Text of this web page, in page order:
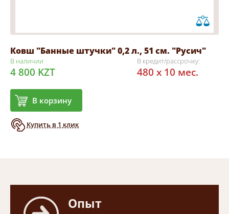
Ковш "Банные штучки" 0,2 л., 51 см. "Русич"
В наличии
4 800 KZT
В корзину
Купить в 1 клик
В кредит/рассрочку:
480 x 10 мес.
Опыт